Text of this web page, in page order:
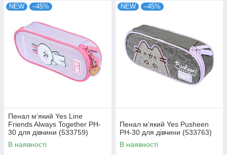
NEW –45%
Пенал м‘який Yes Line
Friends Always Together PH-
30 для дівчини (533759)
В наявності
NEW –45%
Пенал м‘який Yes Pusheen
PH-30 для дівчини (533763)
В наявності